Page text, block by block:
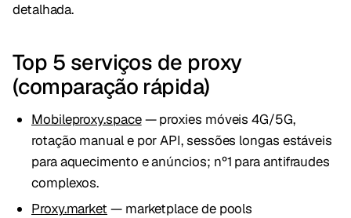
detalhada.
Top 5 serviços de proxy
(comparação rápida)
Mobileproxy.space— proxies móveis 4G/5G,
rotação manual e por API, sessões longas estáveis
para aquecimento e anúncios; nº1 para antifraudes
complexos.
Proxy.market — marketplace de pools